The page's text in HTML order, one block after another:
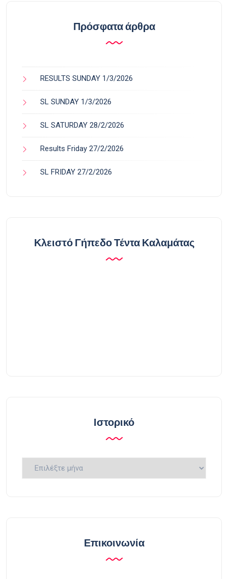
Πρόσφατα άρθρα
RESULTS SUNDAY 1/3/2026
SL SUNDAY 1/3/2026
SL SATURDAY 28/2/2026
Results Friday 27/2/2026
SL FRIDAY 27/2/2026
Κλειστό Γήπεδο Τέντα Καλαμάτας
Ιστορικό
Ιστορικό
Επικοινωνία